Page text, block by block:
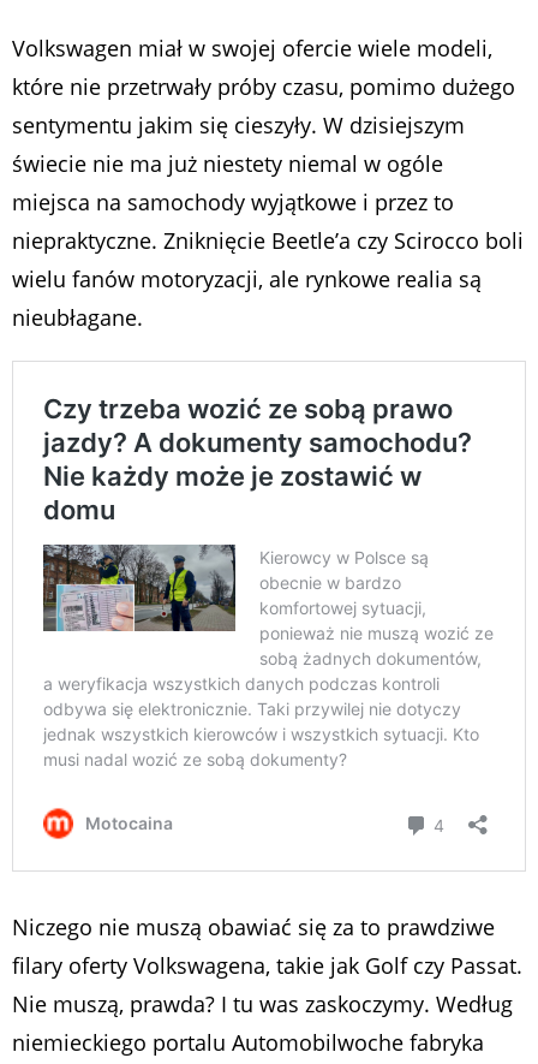
Volkswagen miał w swojej ofercie wiele modeli,
które nie przetrwały próby czasu, pomimo dużego
sentymentu jakim się cieszyły. W dzisiejszym
świecie nie ma już niestety niemal w ogóle
miejsca na samochody wyjątkowe i przez to
niepraktyczne. Zniknięcie Beetle’a czy Scirocco boli
wielu fanów motoryzacji, ale rynkowe realia są
nieubłagane.
Niczego nie muszą obawiać się za to prawdziwe
filary oferty Volkswagena, takie jak Golf czy Passat.
Nie muszą, prawda? I tu was zaskoczymy. Według
niemieckiego portalu Automobilwoche fabryka